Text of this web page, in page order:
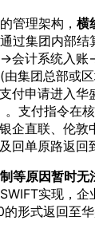
管理架构， 横
过集团内部结
会计系统入账
集团总部或
付申请进入华
支付指令在
企直联、伦敦
回单原路返回
等原因暂时无
实现，
形式返回至华